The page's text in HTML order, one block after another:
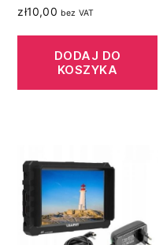
zł10,00 bez VAT
DODAJ DO
KOSZYKA